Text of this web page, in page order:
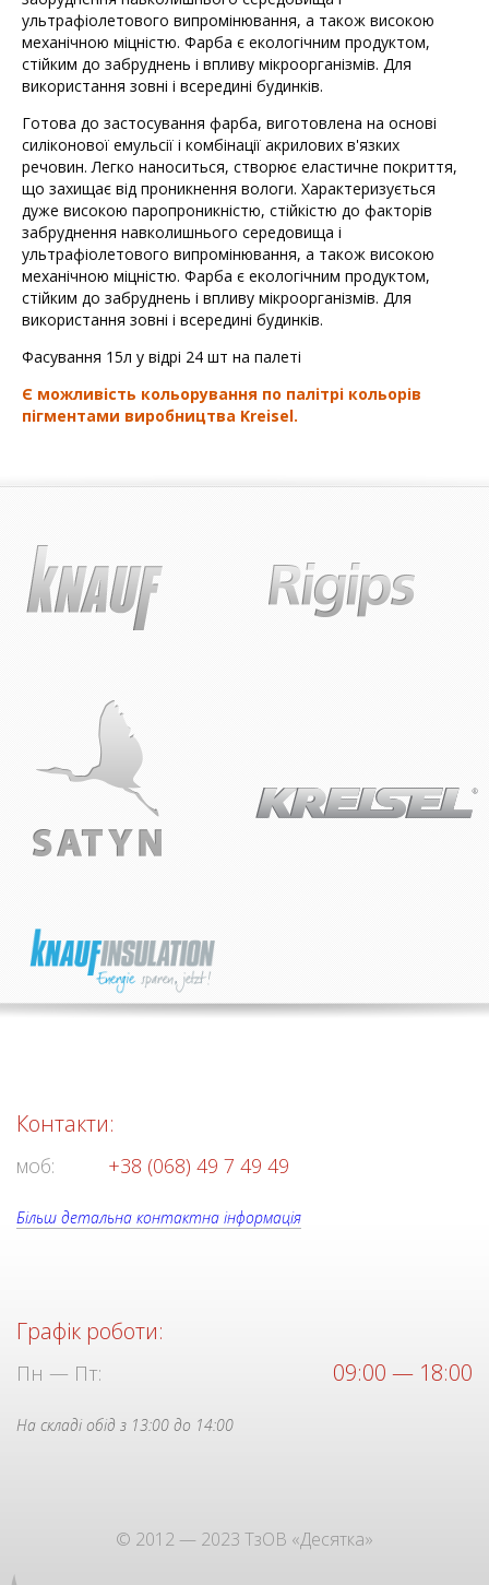
ультрафіолетового випромінювання, а також високою
механічною міцністю. Фарба є екологічним продуктом,
стійким до забруднень і впливу мікроорганізмів. Для
використання зовні і всередині будинків.
Готова до застосування фарба, виготовлена на основі
силіконової емульсії і комбінації акрилових в'язких
речовин. Легко наноситься, створює еластичне покриття,
що захищає від проникнення вологи. Характеризується
дуже високою паропроникністю, стійкістю до факторів
забруднення навколишнього середовища і
ультрафіолетового випромінювання, а також високою
механічною міцністю. Фарба є екологічним продуктом,
стійким до забруднень і впливу мікроорганізмів. Для
використання зовні і всередині будинків.
Фасування 15л у відрі 24 шт на палеті
Є можливість кольорування по палітрі кольорів
пігментами виробництва Kreisel.
Контакти:
моб: +38 (068) 49 7 49 49
Більш детальна контактна інформація
Графік роботи:
Пн — Пт: 09:00 — 18:00
На складі обід з 13:00 до 14:00
© 2012 — 2023 ТзОВ «Десятка»